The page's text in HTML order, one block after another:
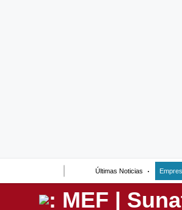
Últimas Noticias